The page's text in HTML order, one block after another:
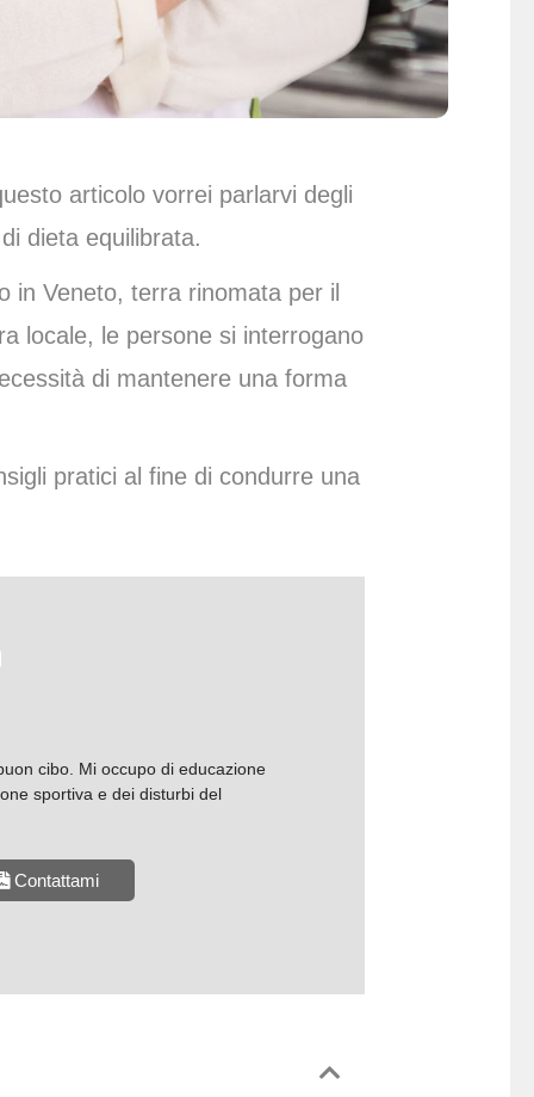
articolo vorrei parlarvi degli
dieta equilibrata.
in Veneto, terra rinomata per il
locale, le persone si interrogano
di mantenere una forma
pratici al fine di condurre una
cibo. Mi occupo di educazione
sportiva e dei disturbi del
Contattami